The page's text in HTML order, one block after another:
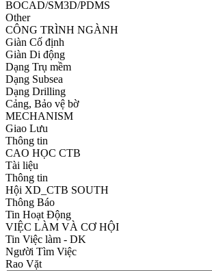
BOCAD/SM3D/PDMS
Other
CÔNG TRÌNH NGÀNH
Giàn Cố định
Giàn Di động
Dạng Trụ mềm
Dạng Subsea
Dạng Drilling
Cảng, Bảo vệ bờ
MECHANISM
Giao Lưu
Thông tin
CAO HỌC CTB
Tài liệu
Thông tin
Hội XD_CTB SOUTH
Thông Báo
Tin Hoạt Động
VIỆC LÀM VÀ CƠ HỘI
Tin Việc làm - DK
Người Tìm Việc
Rao Vặt